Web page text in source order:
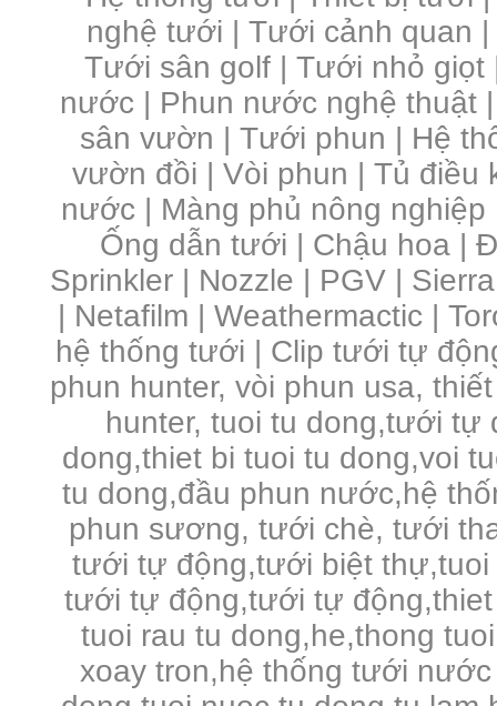
nghệ tưới | Tưới cảnh quan |
Tưới sân golf |Tưới nhỏ giọt
nước | Phun nước nghệ thuật
sân vườn |Tưới phun | Hệ
vườn đồi | Vòi phun | Tủ điều
nước | Màng phủ nông
Ống dẫn tưới | Chậu hoa |
Sprinkler | Nozzle | PGV |
| Netafilm | Weathermactic |
hệ thống tưới | Clip tưới tự
phun hunter, vòi phun usa,
hunter, tuoi tu dong,tưới tự
dong,thiet bi tuoi tu dong,voi
tu dong,đầu phun nước,hệ
phun sương, tưới chè, tưới
tưới tự động,tưới biệt thự,tuoi
tưới tự động,tưới tự
tuoi rau tu dong,he,thong
xoay tron,hệ thống tưới